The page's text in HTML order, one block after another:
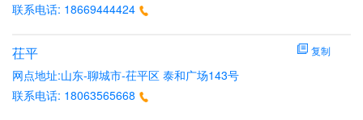
联系电话: 18669444424
茌平 复制
网点地址:山东-聊城市-茌平区 泰和广场143号
联系电话: 18063565668